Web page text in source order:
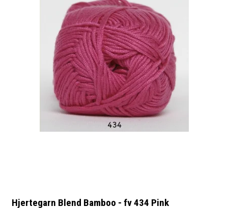
Hjertegarn Blend Bamboo - fv 434 Pink